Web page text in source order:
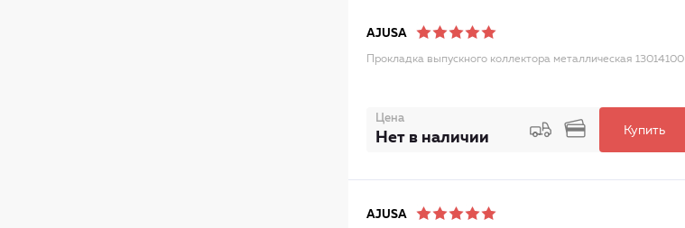
AJUSA
Прокладка выпускного коллектора металлическая 13014100
Цена
Нет в наличии Купить
AJUSA